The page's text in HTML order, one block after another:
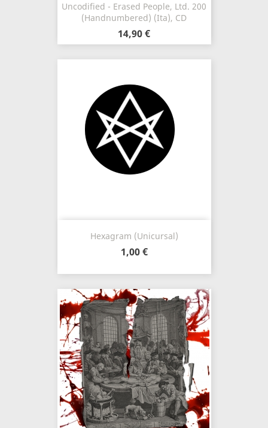
Uncodified - Erased People, Ltd. 200
(Handnumbered) (Ita), CD
14,90 €
Hexagram (unicursal)
1,00 €